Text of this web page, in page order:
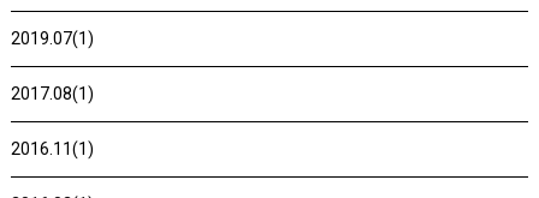
2019.07(1)
2017.08(1)
2016.11(1)